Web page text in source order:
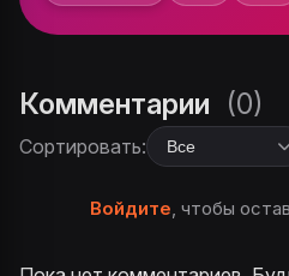
Комментарии (0)
Сортировать:
Войдите, чтобы